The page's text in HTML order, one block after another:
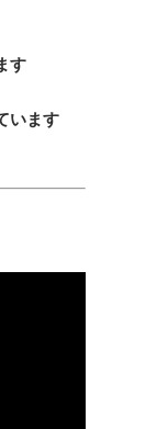
す
います